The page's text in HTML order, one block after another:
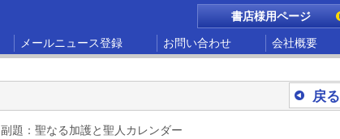
書店様用ページ
メールニュース登録 お問い合わせ 会社概要
戻る
副題：聖なる加護と聖人カレンダー